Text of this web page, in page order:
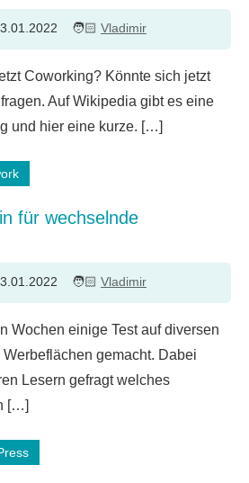
Vladimir
Coworking? Könnte sich jetzt
Auf Wikipedia gibt es eine
und hier eine kurze. […]
für wechselnde
Vladimir
Wochen einige Test auf diversen
gemacht. Dabei
Lesern gefragt welches
[…]